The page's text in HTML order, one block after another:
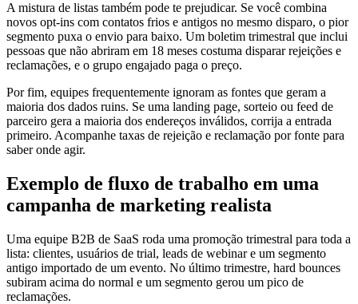
A mistura de listas também pode te prejudicar. Se você combina
novos opt-ins com contatos frios e antigos no mesmo disparo, o pior
segmento puxa o envio para baixo. Um boletim trimestral que inclui
pessoas que não abriram em 18 meses costuma disparar rejeições e
reclamações, e o grupo engajado paga o preço.
Por fim, equipes frequentemente ignoram as fontes que geram a
maioria dos dados ruins. Se uma landing page, sorteio ou feed de
parceiro gera a maioria dos endereços inválidos, corrija a entrada
primeiro. Acompanhe taxas de rejeição e reclamação por fonte para
saber onde agir.
Exemplo de fluxo de trabalho em uma
campanha de marketing realista
Uma equipe B2B de SaaS roda uma promoção trimestral para toda a
lista: clientes, usuários de trial, leads de webinar e um segmento
antigo importado de um evento. No último trimestre, hard bounces
subiram acima do normal e um segmento gerou um pico de
reclamações.